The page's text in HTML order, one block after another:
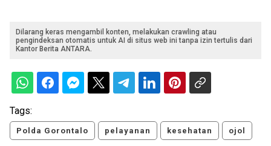
Dilarang keras mengambil konten, melakukan crawling atau
pengindeksan otomatis untuk AI di situs web ini tanpa izin tertulis dari
Kantor Berita ANTARA.
Tags:
Polda Gorontalo pelayanan kesehatan ojol